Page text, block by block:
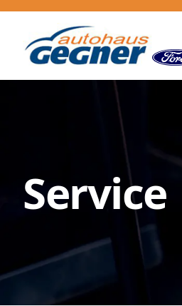
Service